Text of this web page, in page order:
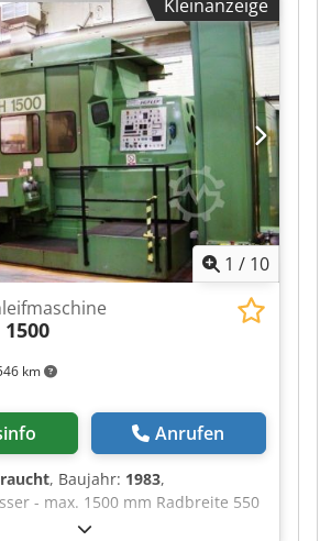
Zähnezahl 999 Csdpfx Afoyucd
Max. 630 mm Opal grinding
disc Possible only single
see photo.
Kleinanzeige
1 / 10
km
1500
Anrufen
, Baujahr: 1983,
- max. 1500 mm Radbreite 550
25 Modul - min. 2